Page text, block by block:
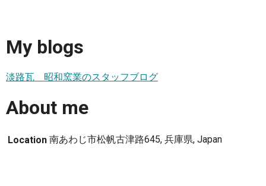
My blogs
淡路瓦 昭和窯業のスタッフブログ
About me
Location 南あわじ市松帆古津路645, 兵庫県, Japan